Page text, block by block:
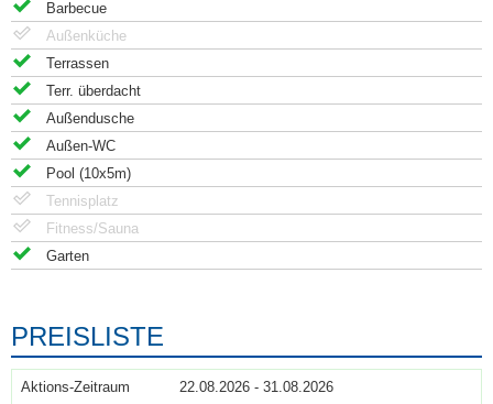
Barbecue
Außenküche
Terrassen
Terr. überdacht
Außendusche
Außen-WC
Pool (10x5m)
Tennisplatz
Fitness/Sauna
Garten
PREISLISTE
22.08.2026 - 31.08.2026